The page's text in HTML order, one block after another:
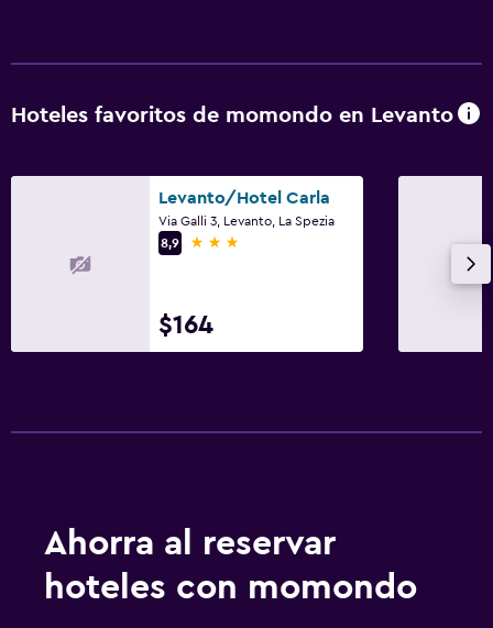
Hoteles favoritos de momondo en Levanto
Levanto/Hotel Carla
Via Galli 3, Levanto, La Spezia
8,9
3 estrellas
$164
Ahorra al reservar
hoteles con momondo